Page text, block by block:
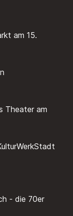
am 15.
Theater am
- die 70er